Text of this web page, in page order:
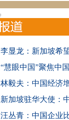
李显龙：新加坡希
“慧眼中国”聚焦中
林毅夫：中国经济
新加坡驻华大使：
汪丛青：中国企业